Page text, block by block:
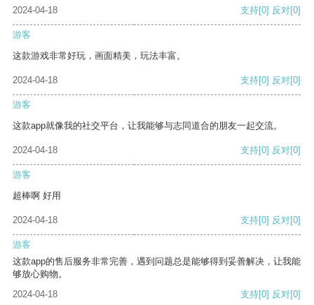
2024-04-18
支持[0] 反对[0]
游客
这款游戏非常好玩，画面精美，玩法丰富。
2024-04-18 支持[0] 反对[0]
游客
这款app就像我的社交平台，让我能够与志同道合的朋友一起交流。
2024-04-18 支持[0] 反对[0]
游客
超棒啊 好用
2024-04-18 支持[0] 反对[0]
游客
这款app的售后服务非常完善，遇到问题总是能够得到妥善解决，让我能
够放心购物。
2024-04-18
支持[0] 反对[0]